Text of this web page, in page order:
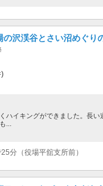
沢渓谷とさい沼めぐり
)
ハイキングができました。長い
...
分（役場平舘支所前）